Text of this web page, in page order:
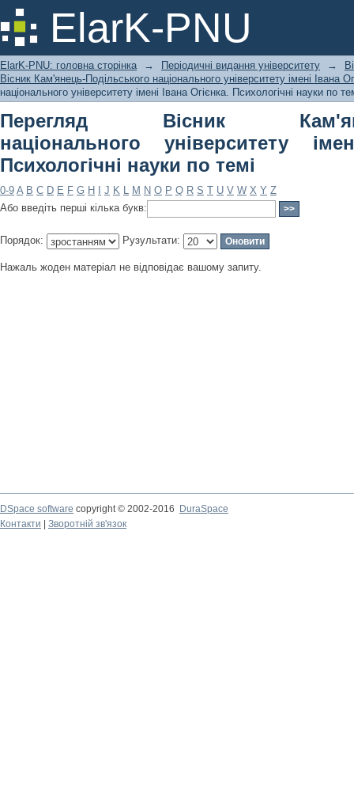
ElarK-PNU
Перегляд Вісник Кам'янець-
Івана Огієнка. Психологічні науки по
ElarK-PNU: головна сторінка → Періодичні видання університету →
Вісник Кам'янець-Подільського національного університету імені Івана
національного університету імені Івана Огієнка. Психологічні науки по
Перегляд Вісник
національного університету
Психологічні науки по темі
0-9 A B C D E F G H J K L M N O P Q R S T U V W X Y Z
Або введіть перші кілька букв:
Порядок: Рузультати:
Нажаль жоден матеріал не відповідає вашому запиту.
DSpace software copyright © 2002-2016
DuraSpace
Контакти
Зворотній зв'язок